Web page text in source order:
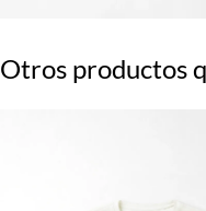
Otros productos